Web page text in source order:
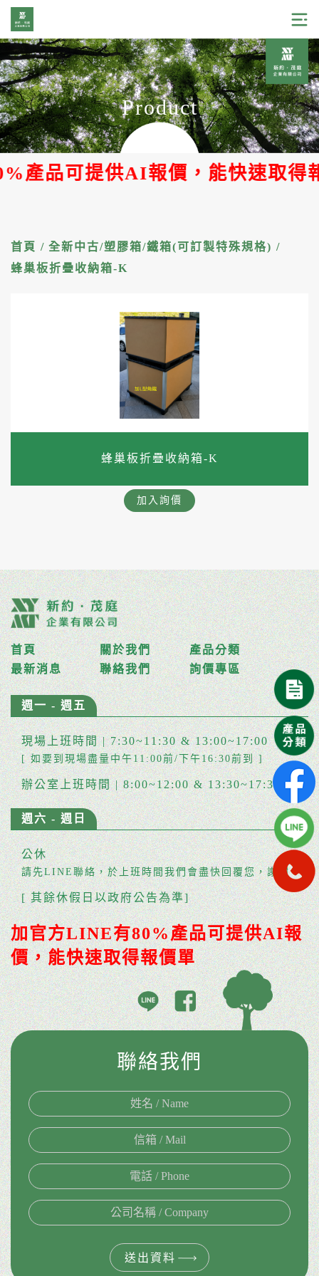
Product
品可提供AI報價，能快速取得報
首頁 / 全新中古/塑膠箱/鐵箱(可訂製特殊規格) /
蜂巢板折疊收納箱-K
蜂巢板折疊收納箱-K
加入詢價
首頁 關於我們
產品分類
最新消息
聯絡我們 詢價專區
週一 - 週五
現場上班時間 | 7:30~11:30 & 13:00~17:00
[ 如要到現場盡量中午11:00前/下午16:30前到 ]
辦公室上班時間 | 8:00~12:00 & 13:30~17:30
週六 - 週日
公休
請先LINE聯絡，於上班時間我們會盡快回覆您，謝謝。
[ 其餘休假日以政府公告為準]
加官方LINE有80%產品可提供AI報
價，能快速取得報價單
聯絡我們
送出資料